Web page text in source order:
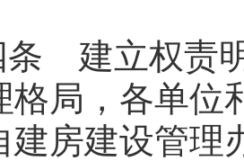
条 建立权责
格局，各单位
建房建设管理